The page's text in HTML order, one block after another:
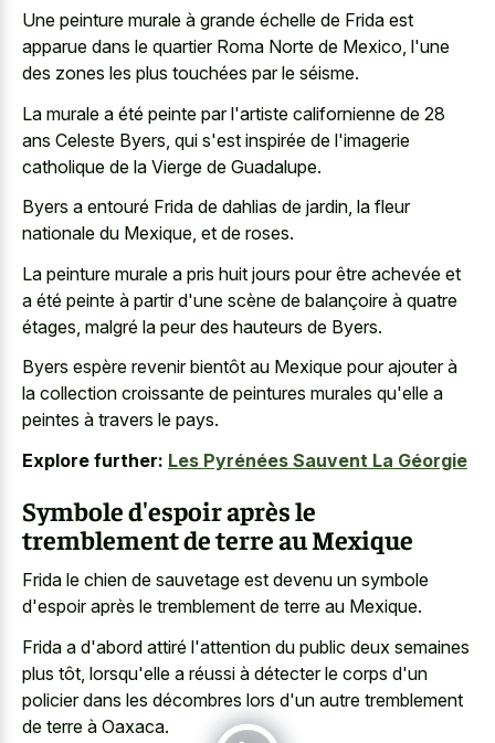
Une peinture murale à grande échelle de Frida est
apparue dans le quartier Roma Norte de Mexico, l'une
des zones les plus touchées par le séisme.
La murale a été peinte par l'artiste californienne de 28
ans Celeste Byers, qui s'est inspirée de l'imagerie
catholique de la Vierge de Guadalupe.
Byers a entouré Frida de dahlias de jardin, la fleur
nationale du Mexique, et de roses.
La peinture murale a pris huit jours pour être achevée et
a été peinte à partir d'une scène de balançoire à quatre
étages, malgré la peur des hauteurs de Byers.
Byers espère revenir bientôt au Mexique pour ajouter à
la collection croissante de peintures murales qu'elle a
peintes à travers le pays.
Explore further: Les Pyrénées Sauvent La Géorgie
Symbole d'espoir après le
tremblement de terre au Mexique
Frida le chien de sauvetage est devenu un symbole
d'espoir après le tremblement de terre au Mexique.
Frida a d'abord attiré l'attention du public deux semaines
plus tôt, lorsqu'elle a réussi à détecter le corps d'un
policier dans les décombres lors d'un autre tremblement
de terre à Oaxaca.